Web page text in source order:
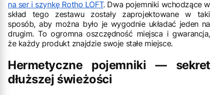
na ser i szynkę Rotho LOFT. Dwa pojemniki wchodzące w
skład tego zestawu zostały zaprojektowane w taki
sposób, aby można było je wygodnie układać jeden na
drugim. To ogromna oszczędność miejsca i gwarancja,
że każdy produkt znajdzie swoje stałe miejsce.
Hermetyczne pojemniki — sekret
dłuższej świeżości